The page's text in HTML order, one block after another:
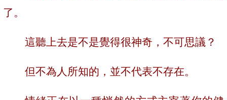
了。
這聽上去是不是覺得很神奇，不可思議？
但不為人所知的，並不代表不存在。